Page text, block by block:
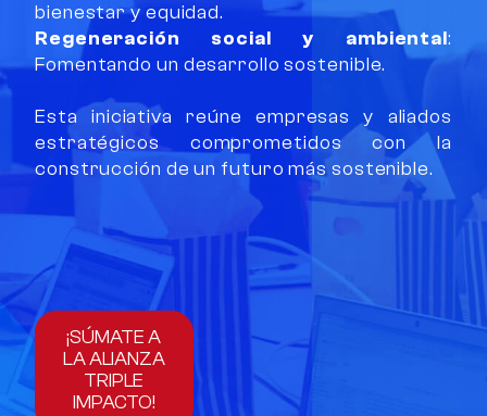
bienestar y equidad.
Regeneración social y ambiental:
Fomentando un desarrollo sostenible.
Esta iniciativa reúne empresas y aliados
estratégicos comprometidos con la
construcción de un futuro más sostenible.
¡SÚMATE A
LA ALIANZA
TRIPLE
IMPACTO!